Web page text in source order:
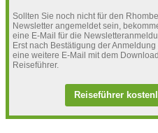
Sollten Sie noch nicht für den
Newsletter angemeldet sein,
eine E-Mail für die
Erst nach Bestätigung der
eine weitere E-Mail mit dem
Reiseführer.
Reiseführer